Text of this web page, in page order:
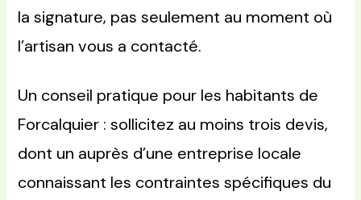
la signature, pas seulement au moment où
l’artisan vous a contacté.
Un conseil pratique pour les habitants de
Forcalquier : sollicitez au moins trois devis,
dont un auprès d’une entreprise locale
connaissant les contraintes spécifiques du